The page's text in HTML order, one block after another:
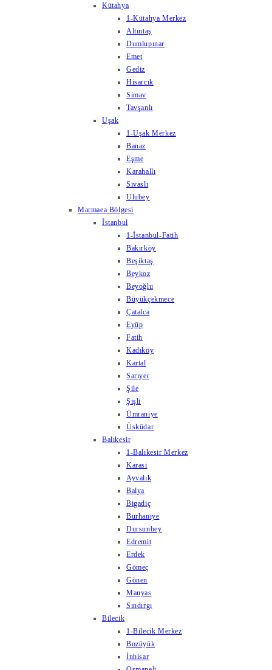
Kütahya
1-Kütahya Merkez
Altıntaş
Dumlupınar
Emet
Gediz
Hisarcık
Simav
Tavşanlı
Uşak
1-Uşak Merkez
Banaz
Eşme
Karahallı
Sivaslı
Ulubey
Marmaea Bölgesi
İstanbul
1-İstanbul-Fatih
Bakırköy
Beşiktaş
Beykoz
Beyoğlu
Büyükçekmece
Çatalca
Eyüp
Fatih
Kadıköy
Kartal
Sarıyer
Şile
Şişli
Ümraniye
Üsküdar
Balıkesir
1-Balıkesir Merkez
Karasi
Ayvalık
Balya
Bigadiç
Burhaniye
Dursunbey
Edremit
Erdek
Gömeç
Gönen
Manyas
Sındırgı
Bilecik
1-Bilecik Merkez
Bozüyük
İnhisar